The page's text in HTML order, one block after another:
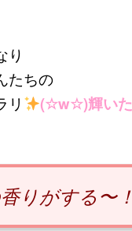
り
たちの
リ
(☆w☆)輝いた
りがする〜！